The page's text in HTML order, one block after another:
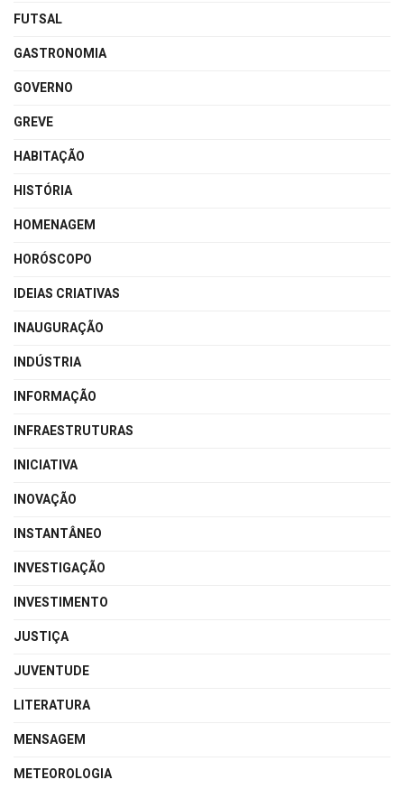
FUTSAL
GASTRONOMIA
GOVERNO
GREVE
HABITAÇÃO
HISTÓRIA
HOMENAGEM
HORÓSCOPO
IDEIAS CRIATIVAS
INAUGURAÇÃO
INDÚSTRIA
INFORMAÇÃO
INFRAESTRUTURAS
INICIATIVA
INOVAÇÃO
INSTANTÂNEO
INVESTIGAÇÃO
INVESTIMENTO
JUSTIÇA
JUVENTUDE
LITERATURA
MENSAGEM
METEOROLOGIA